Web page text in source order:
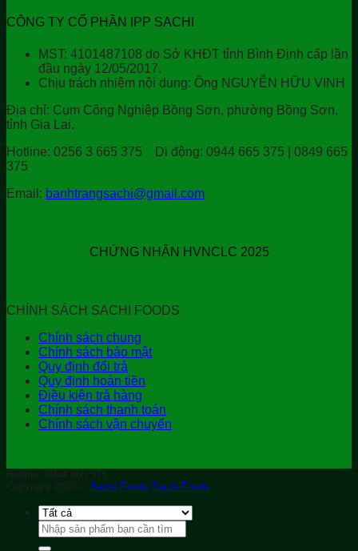
CÔNG TY CỔ PHẦN IPP SACHI
MST: 4101487108 do Sở KHĐT tỉnh Bình Định cấp lần
đầu ngày 12/05/2017.
Chịu trách nhiệm nội dung: Ông NGUYỄN HỮU VINH
Địa chỉ: Cụm Công Nghiệp Bồng Sơn, phường Bồng Sơn,
tỉnh Gia Lai.
Hotline: 0256 3 665 375 Di động: 0944 665 375 | 0849 665
375
Email: banhtrangsachi@gmail.com
CHỨNG NHẬN HVNCLC 2025
CHÍNH SÁCH SACHI FOODS
Chính sách chung
Chính sách bảo mật
Quy định đổi trả
Quy định hoàn tiền
Điều kiện trả hàng
Chính sách thanh toán
Chính sách vận chuyển
Hotline: 0944.665.375
Copyright 2026 © Sachi Foods Sachi Foods
Tìm
kiếm: